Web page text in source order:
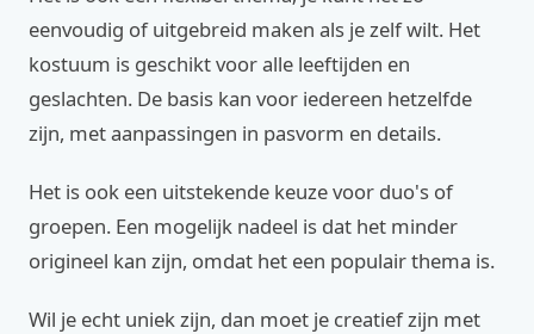
eenvoudig of uitgebreid maken als je zelf wilt. Het
kostuum is geschikt voor alle leeftijden en
geslachten. De basis kan voor iedereen hetzelfde
zijn, met aanpassingen in pasvorm en details.
Het is ook een uitstekende keuze voor duo's of
groepen. Een mogelijk nadeel is dat het minder
origineel kan zijn, omdat het een populair thema is.
Wil je echt uniek zijn, dan moet je creatief zijn met